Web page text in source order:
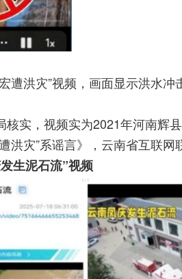
遭洪灾”视频，画面显示洪水冲
核实，视频实为2021年河南辉
洪灾”系谣言》，云南省互联
生泥石流”视频